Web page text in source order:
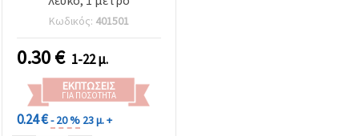
Κωδικός: 401501
0.30€ 1-22 μ.
ΕΚΠΤΏΣΕΙΣ
ΓΙΑ ΠΟΣΌΤΗΤΑ
0.24 €- 20 % 23 μ. +